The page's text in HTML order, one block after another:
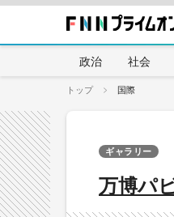
政治 社会
トップ 国際
万博パ
ギャラリー